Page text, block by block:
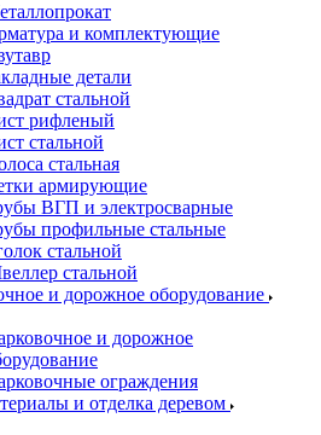
и комплектующие
детали
стальной
рифленый
стальной
стальная
армирующие
ВГП и электросварные
профильные стальные
стальной
стальной
и дорожное оборудование
и дорожное
ограждения
и отделка деревом